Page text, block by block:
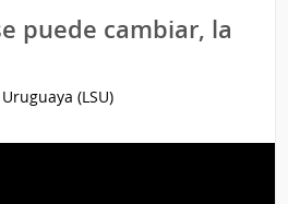
puede cambiar, la
(LSU)